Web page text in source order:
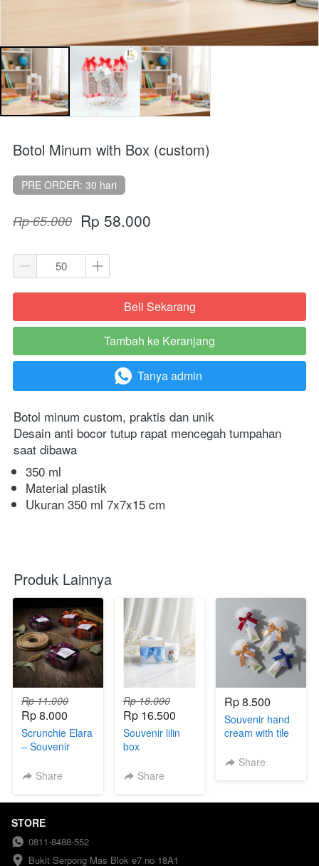
Botol Minum with Box (custom)
PRE ORDER: 30 hari
Rp 65.000 Rp 58.000
`Beli Sekarang
`
Tambah ke Keranjang
` Tanya admin
Botol minum custom, praktis dan unik
Desain anti bocor tutup rapat mencegah tumpahan
saat dibawa
350 ml
Material plastik
Ukuran 350 ml 7x7x15 cm
Produk Lainnya
Rp 11.000
Rp 8.000
Scrunchie Elara
– Souvenir
Mika Premium
Share
Rp 18.000
Rp 16.500
Souvenir lilin
box
Share
Rp 8.500
Souvenir hand
cream with tile
Share
STORE
0811-8488-552
Bukit Serpong Mas Blok e7 no 18A1